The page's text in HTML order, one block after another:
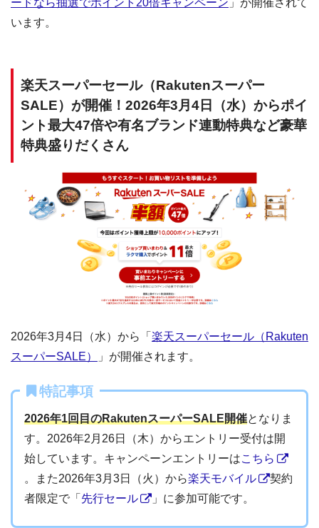
います。
楽天スーパーセール（Rakutenスーパー
SALE）が開催！2026年3月4日（水）からポイ
ント最大47倍や有名ブランド連動特典など豪華
特典盛りだくさん
2026年3月4日（水）から「 楽天スーパーセール（Rakuten
スーパーSALE）
」が開催されます。
特記事項
2026年1回目のRakutenスーパーSALE開催となりま
す。2026年2月26日（木）からエントリー受付は開
始しています。キャンペーンエントリーはこちら
。また2026年3月3日（火）から楽天モバイル
契約
者限定で「 先行セール 」に参加可能です。